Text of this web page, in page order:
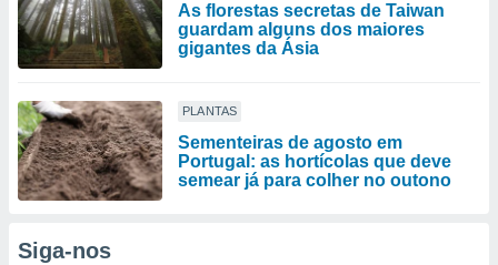
As florestas secretas de Taiwan
guardam alguns dos maiores
gigantes da Ásia
PLANTAS
Sementeiras de agosto em
Portugal: as hortícolas que deve
semear já para colher no outono
Siga-nos